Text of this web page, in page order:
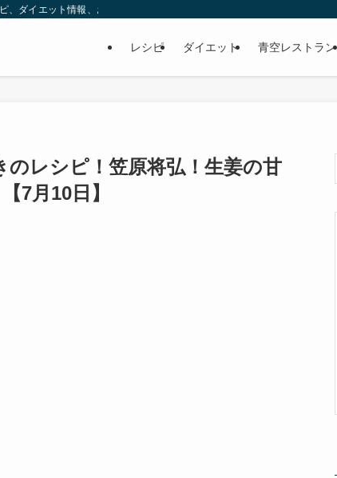
ダイエット情報、お取り寄せなどを紹介します。
レシピ ダイエット 青空レストラン
のレシピ！笠原将弘！生姜の甘
7月10日】